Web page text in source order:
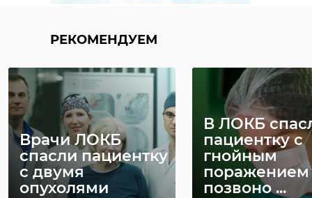
РЕКОМЕНДУЕМ
Врачи ЛОКБ
спасли пациентку
с двумя
опухолями
В ЛОКБ
пациентку с
гнойным
поражением
позвоно ...